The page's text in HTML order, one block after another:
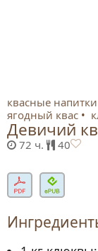
квасные напитки
ягодный квас
Девичий
72 ч. 40